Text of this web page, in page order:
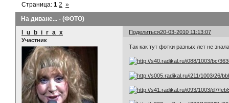
На диване... - (ФОТО)
Страница:1 2 »
Поделиться20-03-2010 11:13:07
l_u_b_i_r_a_x
Участник
Так как тут фотки разных лет не